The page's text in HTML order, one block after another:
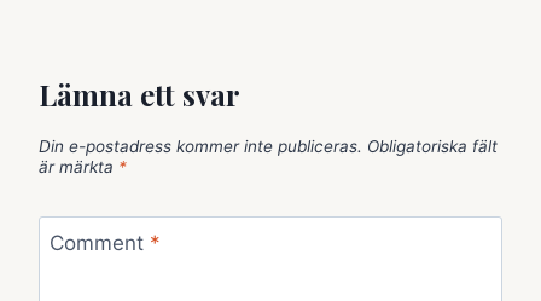
Lämna ett svar
Din e-postadress kommer inte publiceras. Obligatoriska fält
är märkta *
Comment *